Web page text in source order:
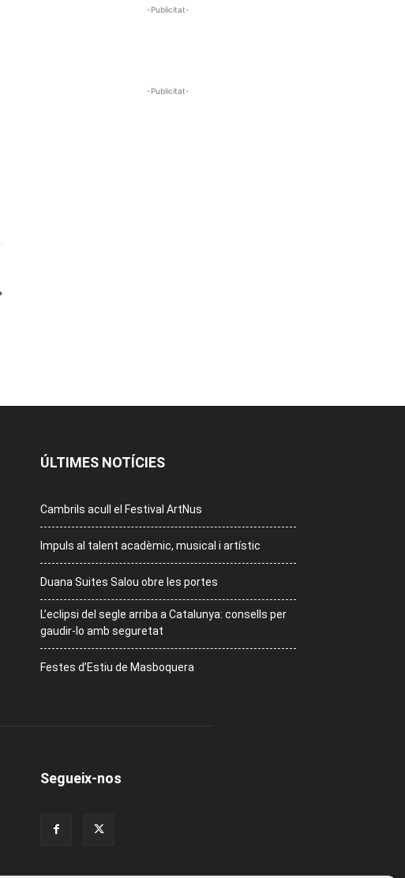
-Publicitat-
-Publicitat-
ÚLTIMES NOTÍCIES
Cambrils acull el Festival ArtNus
Impuls al talent acadèmic, musical i artístic
Duana Suites Salou obre les portes
L’eclipsi del segle arriba a Catalunya: consells per
gaudir-lo amb seguretat
Festes d’Estiu de Masboquera
Segueix-nos